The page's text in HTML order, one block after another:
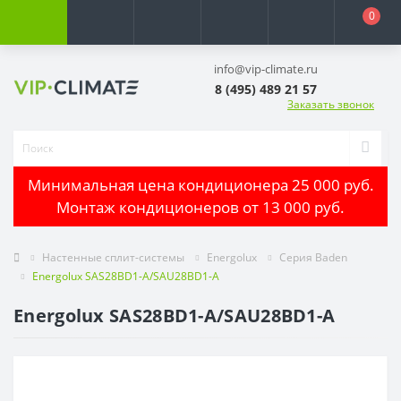
0
info@vip-climate.ru
8 (495) 489 21 57
Заказать звонок
Минимальная цена кондиционера 25 000 руб.
Монтаж кондиционеров от 13 000 руб.
Настенные сплит-системы Energolux
Серия Baden
Energolux SAS28BD1-A/SAU28BD1-A
Energolux SAS28BD1-A/SAU28BD1-A